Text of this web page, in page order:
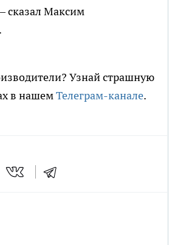
сказал Максим
Узнай страшную
в нашемТелеграм-канале.